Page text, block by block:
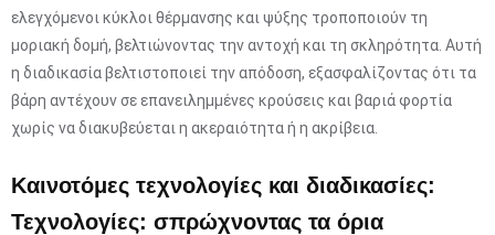
ελεγχόμενοι κύκλοι θέρμανσης και ψύξης τροποποιούν τη
μοριακή δομή, βελτιώνοντας την αντοχή και τη σκληρότητα. Αυτή
η διαδικασία βελτιστοποιεί την απόδοση, εξασφαλίζοντας ότι τα
βάρη αντέχουν σε επανειλημμένες κρούσεις και βαριά φορτία
χωρίς να διακυβεύεται η ακεραιότητα ή η ακρίβεια.
Καινοτόμες τεχνολογίες και διαδικασίες:
Τεχνολογίες: σπρώχνοντας τα όρια